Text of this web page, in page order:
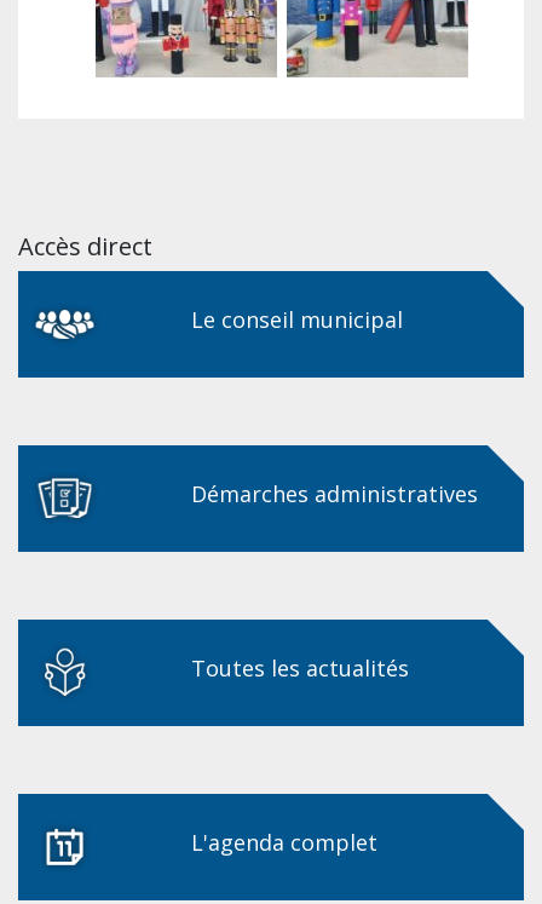
Accès direct
Le conseil municipal
Démarches administratives
Toutes les actualités
L'agenda complet